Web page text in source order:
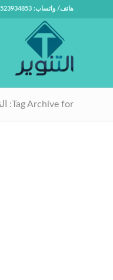
هاتف/ واتساب: 00972523934853
Tag Archive for: الترجمة المتعلقة بالسياحة